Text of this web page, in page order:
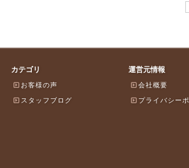
カテゴリ
お客様の声
スタッフブログ
運営元情報
会社概要
プライバシー